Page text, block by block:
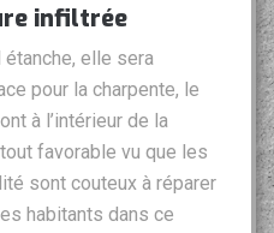
infiltrée
étanche, elle sera
pour la charpente, le
à l’intérieur de la
favorable vu que les
sont couteux à réparer
habitants dans ce